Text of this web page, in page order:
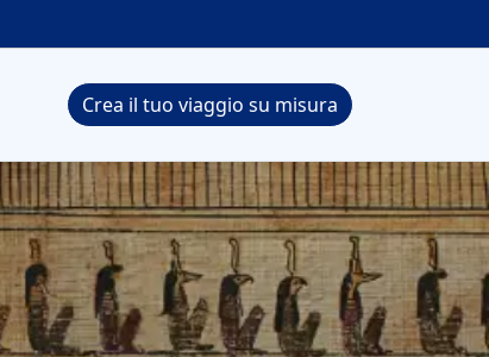
Crea il tuo viaggio su misura